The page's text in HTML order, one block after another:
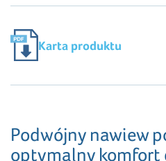
Karta produktu
Podwójny nawiew
optymalny komfort